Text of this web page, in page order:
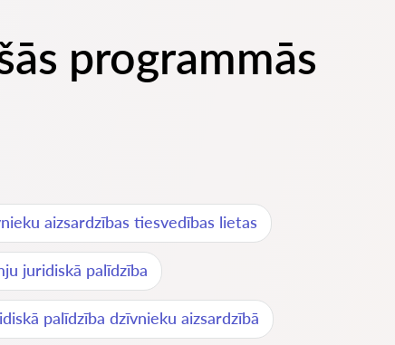
programmās
aizsardzības tiesvedības lietas
juridiskā palīdzība
palīdzība dzīvnieku aizsardzībā